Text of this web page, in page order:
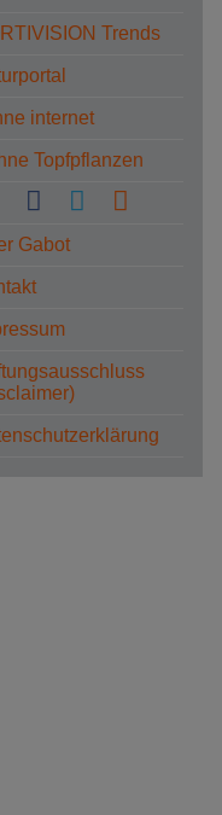
Trends
internet
Topfpflanzen
Gabot